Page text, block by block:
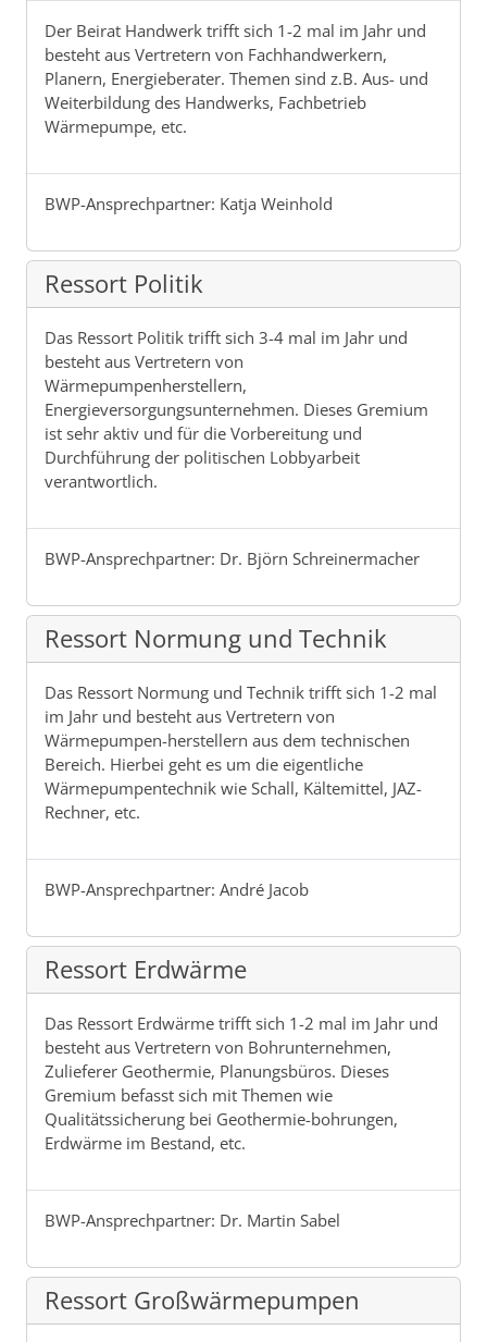
Der Beirat Handwerk trifft sich 1-2 mal im Jahr und
besteht aus Vertretern von Fachhandwerkern,
Planern, Energieberater. Themen sind z.B. Aus- und
Weiterbildung des Handwerks, Fachbetrieb
Wärmepumpe, etc.
BWP-Ansprechpartner: Katja Weinhold
Ressort Politik
Das Ressort Politik trifft sich 3-4 mal im Jahr und
besteht aus Vertretern von
Wärmepumpenherstellern,
Energieversorgungsunternehmen. Dieses Gremium
ist sehr aktiv und für die Vorbereitung und
Durchführung der politischen Lobbyarbeit
verantwortlich.
BWP-Ansprechpartner: Dr. Björn Schreinermacher
Ressort Normung und Technik
Das Ressort Normung und Technik trifft sich 1-2 mal
im Jahr und besteht aus Vertretern von
Wärmepumpen-herstellern aus dem technischen
Bereich. Hierbei geht es um die eigentliche
Wärmepumpentechnik wie Schall, Kältemittel, JAZ-
Rechner, etc.
BWP-Ansprechpartner: André Jacob
Ressort Erdwärme
Das Ressort Erdwärme trifft sich 1-2 mal im Jahr und
besteht aus Vertretern von Bohrunternehmen,
Zulieferer Geothermie, Planungsbüros. Dieses
Gremium befasst sich mit Themen wie
Qualitätssicherung bei Geothermie-bohrungen,
Erdwärme im Bestand, etc.
BWP-Ansprechpartner: Dr. Martin Sabel
Ressort Großwärmepumpen